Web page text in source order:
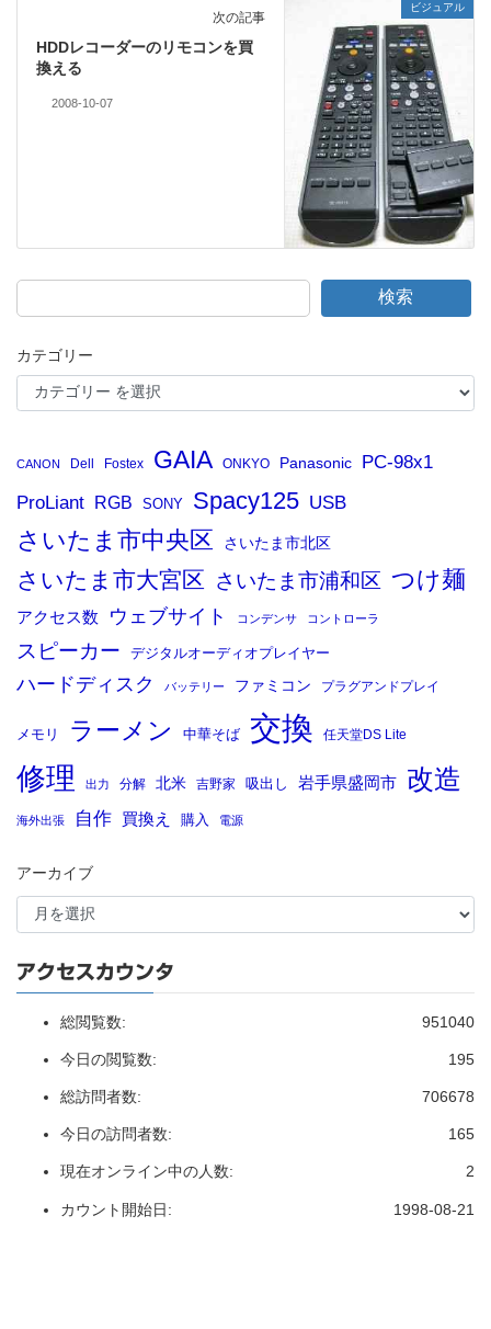
ビジュアル
次の記事
HDDレコーダーのリモコンを買
換える
2008-10-07
検索
カテゴリー
CANON Dell Fostex GAIA ONKYO Panasonic PC-98x1
ProLiant RGB SONY Spacy125 USB
さいたま市中央区 さいたま市北区
さいたま市大宮区 さいたま市浦和区 つけ麺
アクセス数 ウェブサイト コンデンサ コントローラ
スピーカー デジタルオーディオプレイヤー
ハードディスク バッテリー ファミコン プラグアンドプレイ
メモリ ラーメン 中華そば 交換 任天堂DS Lite
修理 出力 分解 北米 吉野家 吸出し 岩手県盛岡市 改造
海外出張 自作 買換え 購入 電源
アーカイブ
アクセスカウンタ
951040
総閲覧数:
195
今日の閲覧数:
706678
総訪問者数:
165
今日の訪問者数:
2
現在オンライン中の人数:
1998-08-21
カウント開始日: